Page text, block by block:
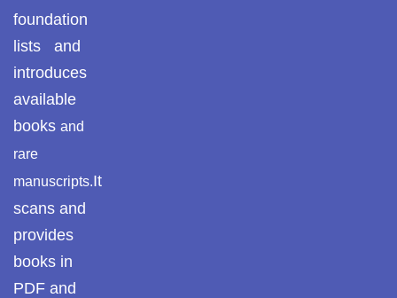
foundation
lists and
introduces
available
books and
rare
manuscripts.It
scans and
provides
books in
PDF and